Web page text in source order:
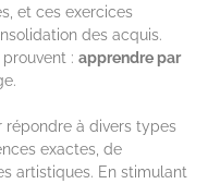
et ces exercices
des acquis.
: apprendre par
répondre à divers types
exactes, de
artistiques. En stimulant